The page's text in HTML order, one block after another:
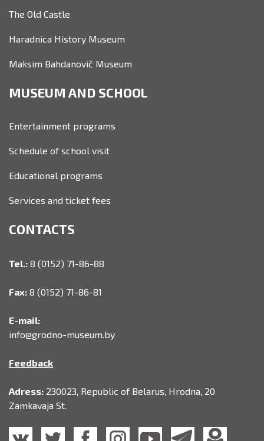
The Old Castle
Haradnica History Museum
Maksim Bahdanovič Museum
MUSEUM AND SCHOOL
Entertainment programs
Schedule of school visit
Educational programs
Services and ticket fees
CONTACTS
Tel.: 8 (0152) 71-86-88
Fax: 8 (0152) 71-86-81
E-mail:
info@grodno-museum.by
Feedback
Adress: 230023, Republic of Belarus, Hrodna, 20
Zamkavaja St.